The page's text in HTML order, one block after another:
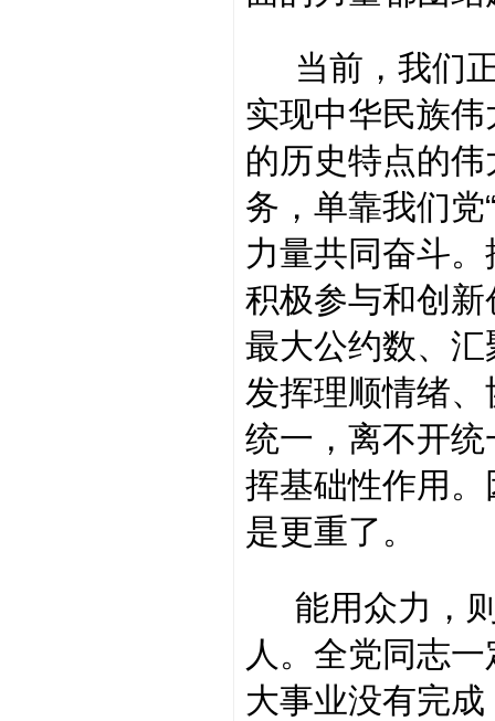
当前，我们正
实现中华民族
的历史特点的
务，单靠我们党
力量共同奋斗
积极参与和创
最大公约数、
发挥理顺情绪
统一，离不开
挥基础性作用
是更重了。
能用众力，则
人。全党同志
大事业没有完